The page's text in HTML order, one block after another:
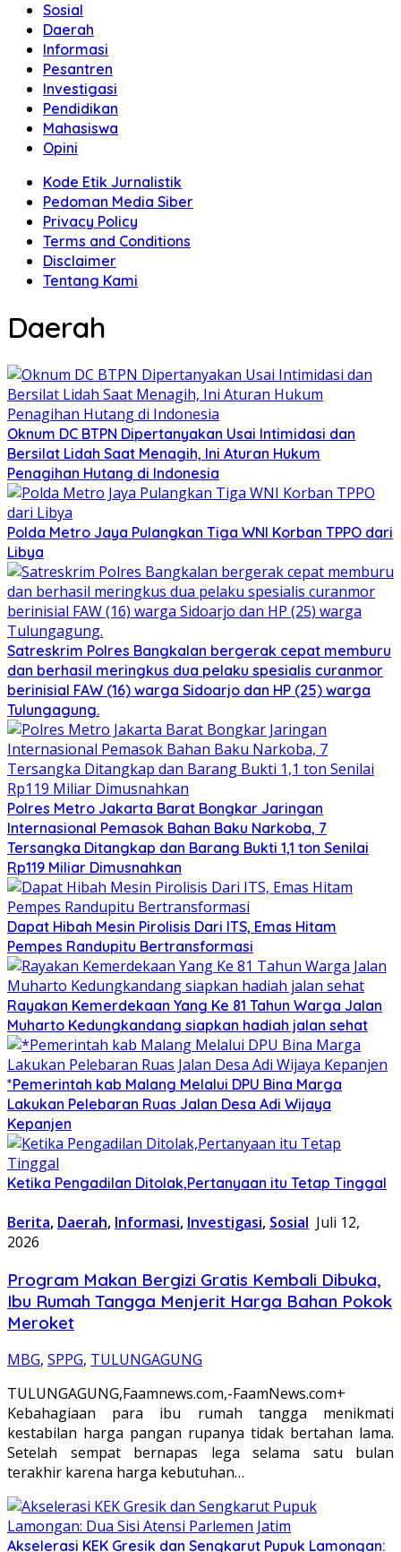
Sosial
Daerah
Informasi
Pesantren
Investigasi
Pendidikan
Mahasiswa
Opini
Kode Etik Jurnalistik
Pedoman Media Siber
Privacy Policy
Terms and Conditions
Disclaimer
Tentang Kami
Daerah
Oknum DC BTPN Dipertanyakan Usai Intimidasi dan
Bersilat Lidah Saat Menagih, Ini Aturan Hukum
Penagihan Hutang di Indonesia
Polda Metro Jaya Pulangkan Tiga WNI Korban TPPO dari
Libya
Satreskrim Polres Bangkalan bergerak cepat memburu
dan berhasil meringkus dua pelaku spesialis curanmor
berinisial FAW (16) warga Sidoarjo dan HP (25) warga
Tulungagung.
Polres Metro Jakarta Barat Bongkar Jaringan
Internasional Pemasok Bahan Baku Narkoba, 7
Tersangka Ditangkap dan Barang Bukti 1,1 ton Senilai
Rp119 Miliar Dimusnahkan
Dapat Hibah Mesin Pirolisis Dari ITS, Emas Hitam
Pempes Randupitu Bertransformasi
Rayakan Kemerdekaan Yang Ke 81 Tahun Warga Jalan
Muharto Kedungkandang siapkan hadiah jalan sehat
*Pemerintah kab Malang Melalui DPU Bina Marga
Lakukan Pelebaran Ruas Jalan Desa Adi Wijaya
Kepanjen
Ketika Pengadilan Ditolak,Pertanyaan itu Tetap Tinggal
Berita, Daerah, Informasi, Investigasi, Sosial Juli 12,
2026
Program Makan Bergizi Gratis Kembali Dibuka,
Ibu Rumah Tangga Menjerit Harga Bahan Pokok
Meroket
MBG, SPPG, TULUNGAGUNG
TULUNGAGUNG,Faamnews.com,-FaamNews.com+
Kebahagiaan para ibu rumah tangga menikmati
kestabilan harga pangan rupanya tidak bertahan lama.
Setelah sempat bernapas lega selama satu bulan
terakhir karena harga kebutuhan…
Akselerasi KEK Gresik dan Sengkarut Pupuk Lamongan: